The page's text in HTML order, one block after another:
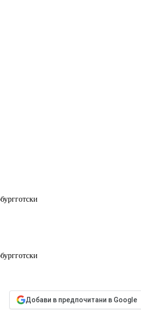
Добави в предпочитани в Google